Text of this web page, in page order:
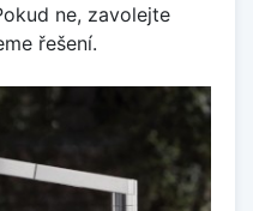
ne, zavolejte
řešení.